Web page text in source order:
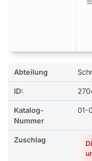
Abteilung
ID:
Katalog-
Nummer
01-
Zuschlag